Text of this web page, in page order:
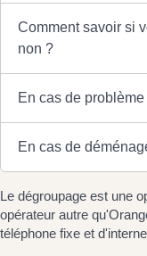
Comment savoir si
non ?
En cas de
En cas de
Le dégroupage est une
opérateur autre
téléphone fixe et